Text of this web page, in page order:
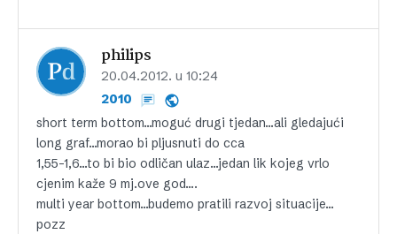
philips
20.04.2012. u 10:24
2010
short term bottom…moguć drugi tjedan…ali gledajući
long graf…morao bi pljusnuti do cca
1,55-1,6…to bi bio odličan ulaz…jedan lik kojeg vrlo
cjenim kaže 9 mj.ove god….
multi year bottom…budemo pratili razvoj situacije…
pozz